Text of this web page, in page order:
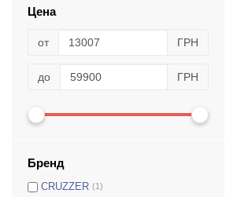
Цена
от ГРН
до ГРН
Бренд
CRUZZER (1)